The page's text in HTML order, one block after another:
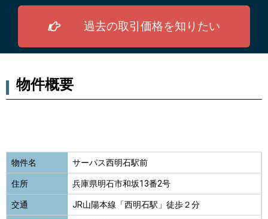
過去の取引価格を知りたい
物件概要
物件名 サーパス西明石駅前
住所 兵庫県明石市和坂13番2号
交通 JR山陽本線「西明石駅」徒歩２分